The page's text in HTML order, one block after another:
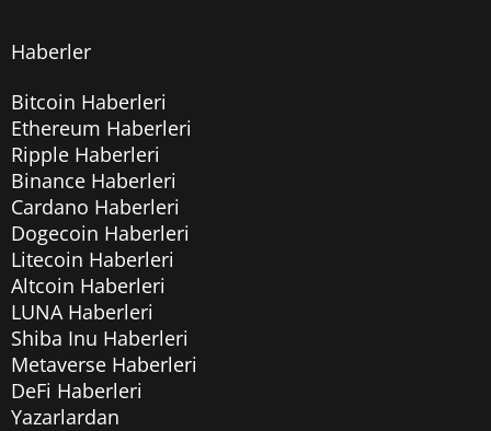
Haberler
Bitcoin Haberleri
Ethereum Haberleri
Ripple Haberleri
Binance Haberleri
Cardano Haberleri
Dogecoin Haberleri
Litecoin Haberleri
Altcoin Haberleri
LUNA Haberleri
Shiba Inu Haberleri
Metaverse Haberleri
DeFi Haberleri
Yazarlardan